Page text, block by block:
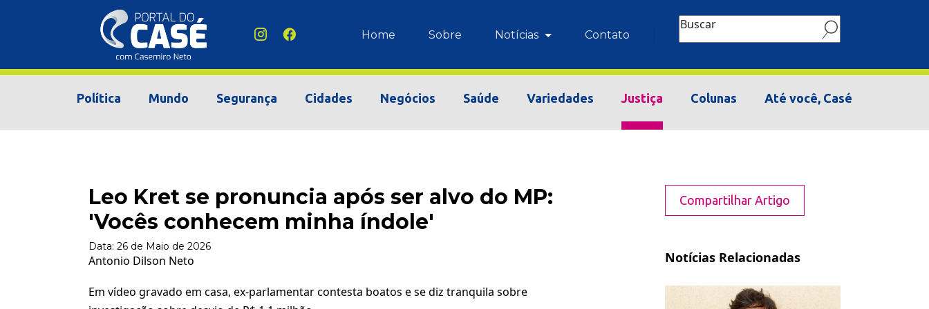
Home Sobre Notícias Contato
Buscar
Política Mundo Segurança Cidades Negócios Saúde Variedades Justiça Colunas Até você, Casé
Leo Kret se pronuncia após ser alvo do MP:
'Vocês conhecem minha índole'
Data: 26 de Maio de 2026
Antonio Dilson Neto
Em vídeo gravado em casa, ex-parlamentar contesta boatos e se diz tranquila sobre
Compartilhar Artigo
Notícias Relacionadas